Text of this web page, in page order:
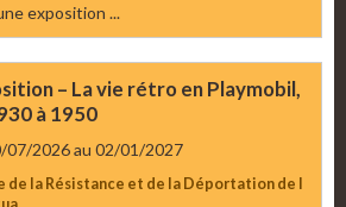
exposition ...
– La vie rétro en Playmobil,
à 1950
07/2026au 02/01/2027
de la Résistance et de la Déportation de l